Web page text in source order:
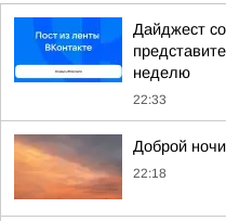
Дайджест
неделю
22:33
Доброй
22:18